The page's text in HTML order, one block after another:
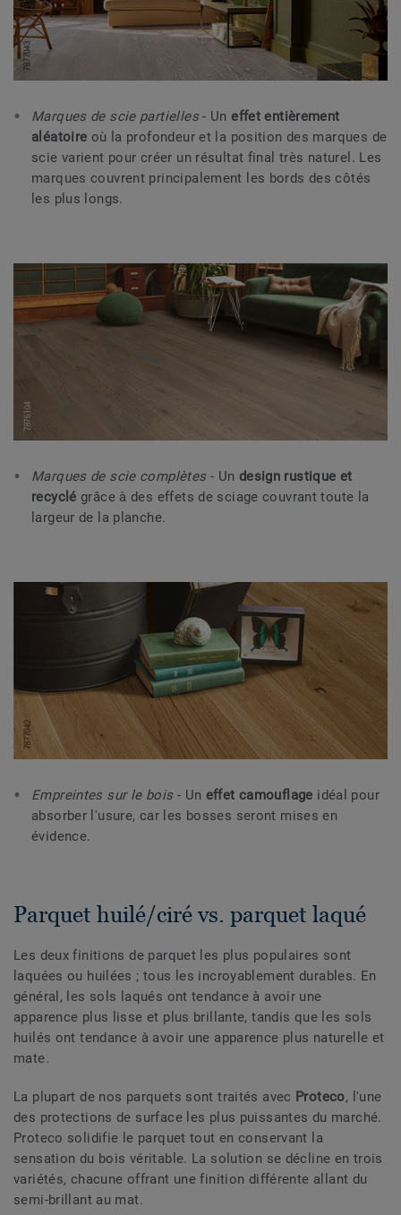
Marques de scie partielles- Uneffet entièrement
aléatoire où la profondeur et la position des marques de
scie varient pour créer un résultat final très naturel. Les
marques couvrent principalement les bords des côtés
les plus longs.
Marques de scie complètes- Un design rustique et
recyclé grâce à des effets de sciage couvrant toute la
largeur de la planche.
Empreintes sur le bois- Un effet camouflage idéal pour
absorber l'usure, car les bosses seront mises en
évidence.
Parquet huilé/ciré vs. parquet laqué
Les deux finitions de parquet les plus populaires sont
laquées ou huilées ; tous les incroyablement durables. En
général, les sols laqués ont tendance à avoir une
apparence plus lisse et plus brillante, tandis que les sols
huilés ont tendance à avoir une apparence plus naturelle et
mate.
La plupart de nos parquets sont traités avec Proteco, l'une
des protections de surface les plus puissantes du marché.
Proteco solidifie le parquet tout en conservant la
sensation du bois véritable. La solution se décline en trois
variétés, chacune offrant une finition différente allant du
semi-brillant au mat.